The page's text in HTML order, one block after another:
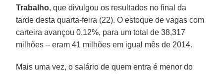
Trabalho, que divulgou os resultados no final da
tarde desta quarta-feira (22). O estoque de vagas com
carteira avançou 0,12%, para um total de 38,317
milhões – eram 41 milhões em igual mês de 2014.
Mais uma vez, o salário de quem entra é menor do